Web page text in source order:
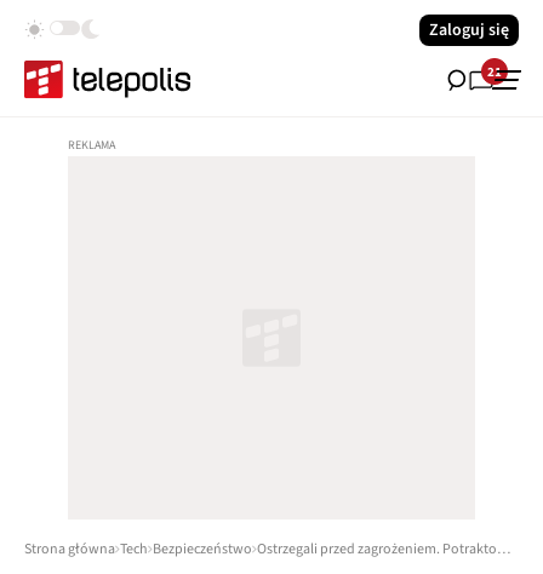
Zaloguj się
21
Strona główna Tech Bezpieczeństwo Ostrzegali przed zagrożeniem. Potraktowali ich jak przestępców